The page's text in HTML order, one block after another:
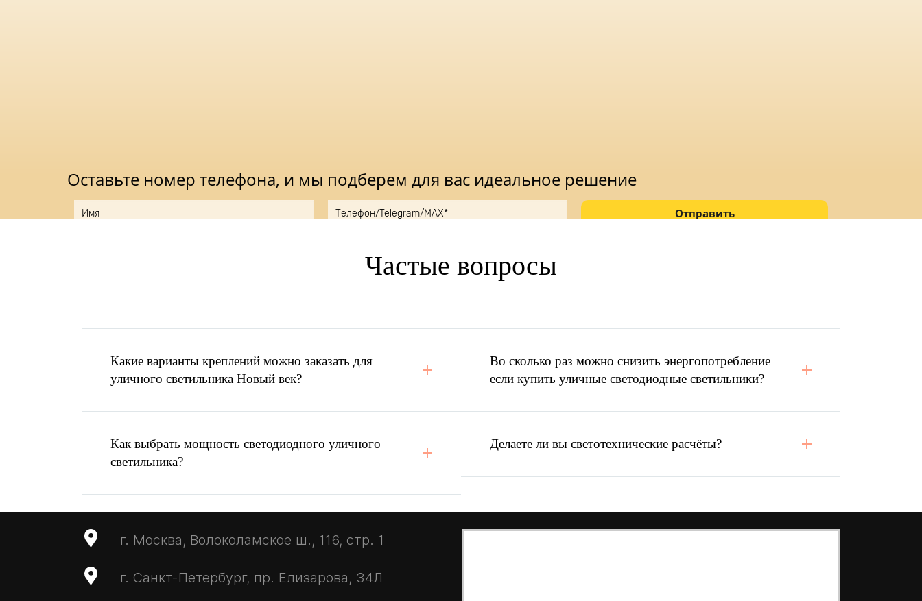
Оставьте номер телефона, и мы подберем для вас идеальное решение
Отправить
Есть готовое ТЗ или КП конкурента?
Написать запрос
Отправить запрос
Частые вопросы
Какие варианты креплений можно заказать для
уличного светильника Новый век?
Как выбрать мощность светодиодного уличного
светильника?
Во сколько раз можно снизить энергопотребление
если купить уличные светодиодные светильники?
Делаете ли вы светотехнические расчёты?
г. Москва, Волоколамское ш., 116, стр. 1
г. Санкт-Петербург, пр. Елизарова, 34Л